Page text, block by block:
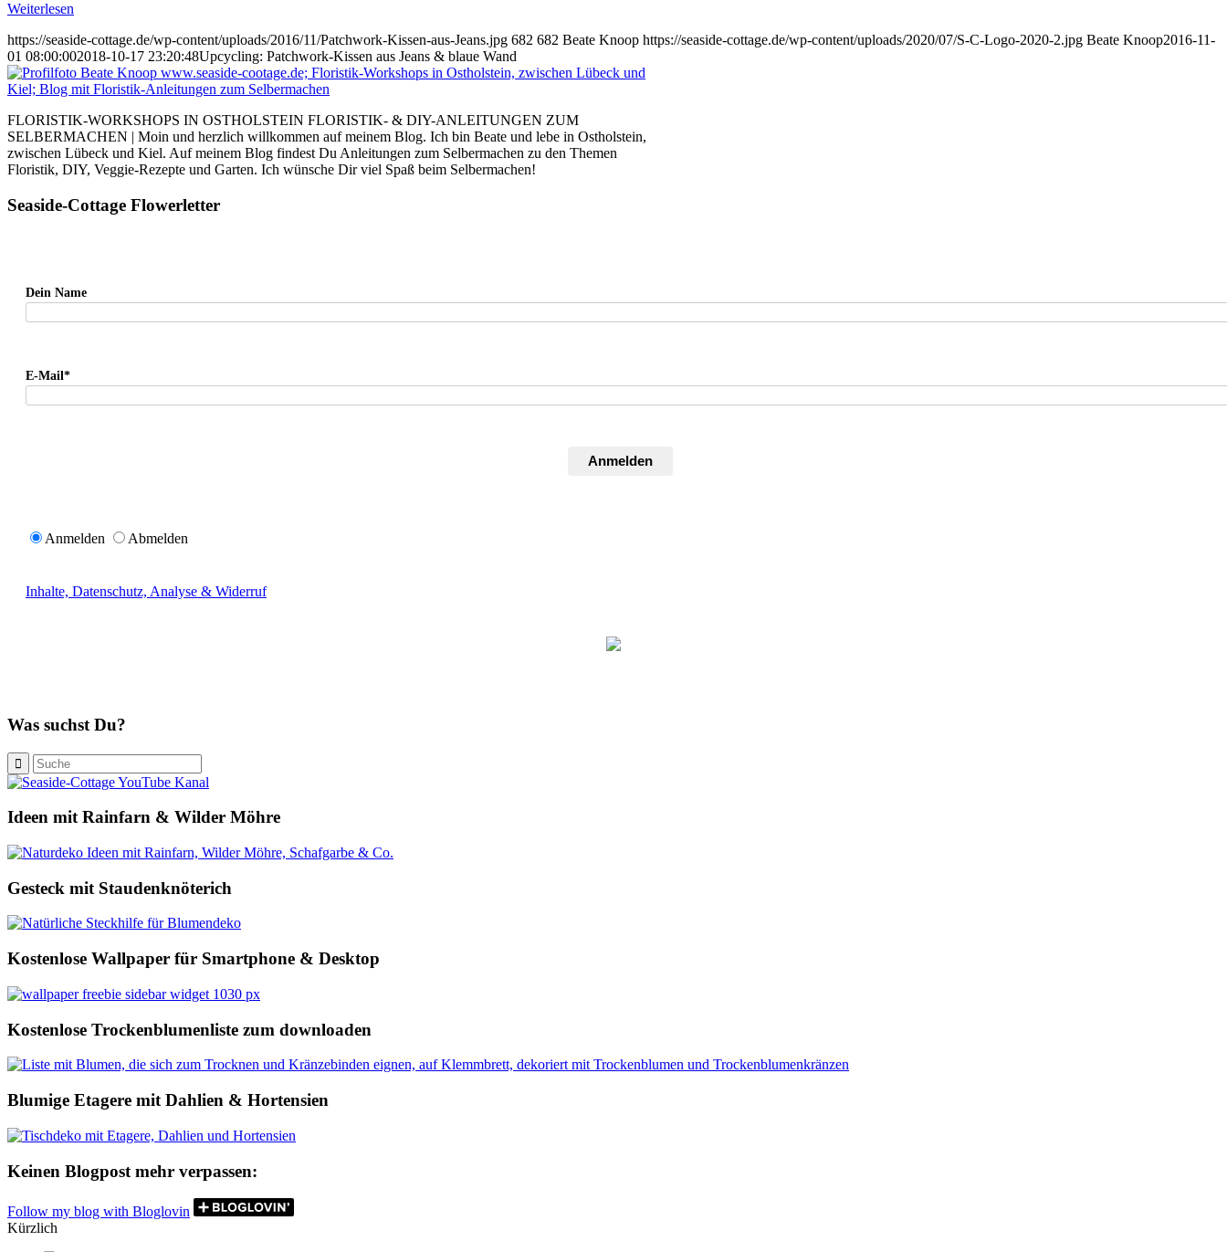
Weiterlesen
https://seaside-cottage.de/wp-content/uploads/2016/11/Patchwork-Kissen-aus-Jeans.jpg 682 682 Beate Knoop https://seaside-cottage.de/wp-content/uploads/2020/07/S-C-Logo-2020-2.jpg Beate Knoop2016-11-
01 08:00:002018-10-17 23:20:48Upcycling: Patchwork-Kissen aus Jeans & blaue Wand
FLORISTIK-WORKSHOPS IN OSTHOLSTEIN FLORISTIK- & DIY-ANLEITUNGEN ZUM
SELBERMACHEN | Moin und herzlich willkommen auf meinem Blog. Ich bin Beate und lebe in Ostholstein,
zwischen Lübeck und Kiel. Auf meinem Blog findest Du Anleitungen zum Selbermachen zu den Themen
Floristik, DIY, Veggie-Rezepte und Garten. Ich wünsche Dir viel Spaß beim Selbermachen!
Seaside-Cottage Flowerletter
Dein Name
E-Mail*
Anmelden
Anmelden Abmelden
Inhalte, Datenschutz, Analyse & Widerruf
Was suchst Du?
Ideen mit Rainfarn & Wilder Möhre
Gesteck mit Staudenknöterich
Kostenlose Wallpaper für Smartphone & Desktop
Kostenlose Trockenblumenliste zum downloaden
Blumige Etagere mit Dahlien & Hortensien
Keinen Blogpost mehr verpassen:
Follow my blog with Bloglovin
Kürzlich